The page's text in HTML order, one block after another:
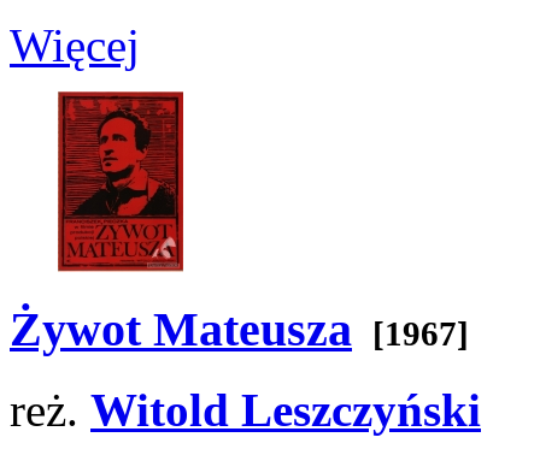
Więcej
Żywot Mateusza [1967]
reż. Witold Leszczyński